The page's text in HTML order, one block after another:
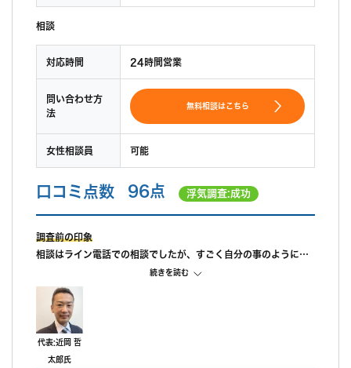
相談
対応時間 24時間営業
問い合わせ方
法
無料相談はこちら
女性相談員 可能
口コミ点数 96点 浮気調査:成功
調査前の印象
相談はライン電話での相談でしたが、すごく自分の事のように親
身になって相談に乗ってもらえました。 また、私が自己肯定感が
低いこともあり、自分のことを攻めていると、もっと自信を持ち
なさいと励ましてもらってすごく嬉しかったです。
調査中の印象
尾行が旦那の会社スタートの予定でしたが、場所が違っていたよ
うで、必死に探してくれたと伺っております。こちらの対応につ
続きを読む
代表:近岡 哲
太郎氏